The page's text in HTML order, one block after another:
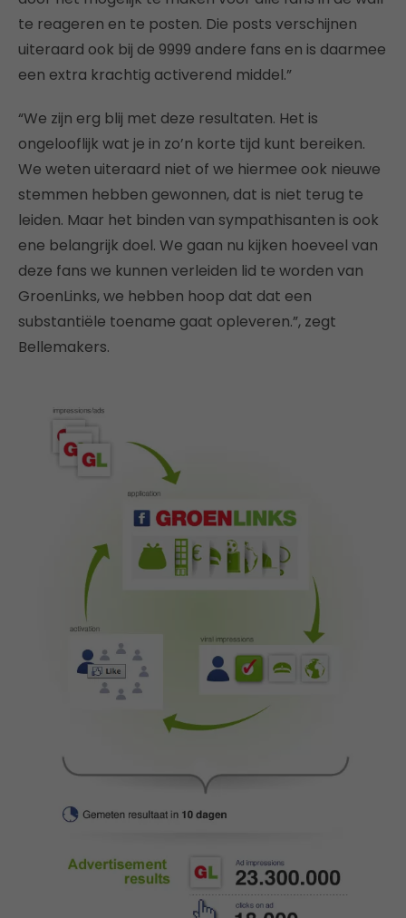
te reageren en te posten. Die posts verschijnen
uiteraard ook bij de 9999 andere fans en is daarmee
een extra krachtig activerend middel.”
“We zijn erg blij met deze resultaten. Het is
ongelooflijk wat je in zo’n korte tijd kunt bereiken.
We weten uiteraard niet of we hiermee ook nieuwe
stemmen hebben gewonnen, dat is niet terug te
leiden. Maar het binden van sympathisanten is ook
ene belangrijk doel. We gaan nu kijken hoeveel van
deze fans we kunnen verleiden lid te worden van
GroenLinks, we hebben hoop dat dat een
substantiële toename gaat opleveren.”, zegt
Bellemakers.